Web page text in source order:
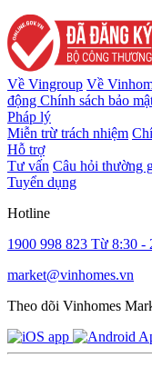
Về Vingroup Về
động Chính sách bảo
Pháp lý
Miễn trừ trách nhiệm
Hỗ trợ
Tư vấn Câu hỏi thường
Tuyển dụng
Hotline
1900 998 823 Từ 8:30 -
market@vinhomes.vn
Theo dõi Vinhomes